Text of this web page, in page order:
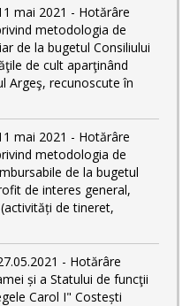
mai 2021 - Hotărâre
metodologia de
de la bugetul Consiliului
de cult aparţinând
Argeş, recunoscute în
mai 2021 - Hotărâre
metodologia de
de la bugetul
de interes general,
de tineret,
- Hotărâre
și a Statului de funcţii
Carol I" Costești